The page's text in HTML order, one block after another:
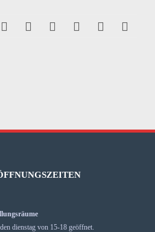
dienstag von 15-18 geöffnet.